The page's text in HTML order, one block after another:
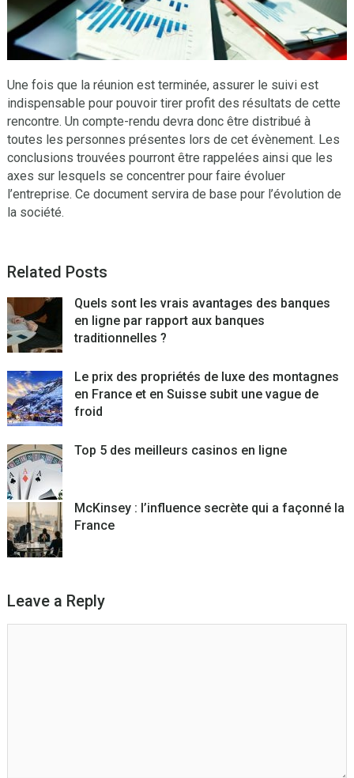
Une fois que la réunion est terminée, assurer le suivi est
indispensable pour pouvoir tirer profit des résultats de cette
rencontre. Un compte-rendu devra donc être distribué à
toutes les personnes présentes lors de cet évènement. Les
conclusions trouvées pourront être rappelées ainsi que les
axes sur lesquels se concentrer pour faire évoluer
l’entreprise. Ce document servira de base pour l’évolution de
la société.
Related Posts
Quels sont les vrais avantages des banques
en ligne par rapport aux banques
traditionnelles ?
Le prix des propriétés de luxe des montagnes
en France et en Suisse subit une vague de
froid
Top 5 des meilleurs casinos en ligne
McKinsey : l’influence secrète qui a façonné la
France
Leave a Reply